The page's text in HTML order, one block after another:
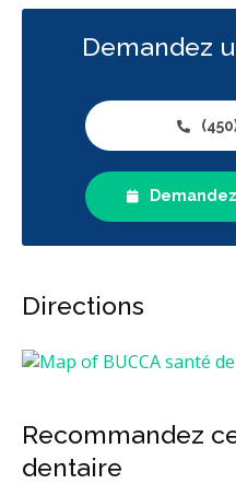
Demandez
Directions
Recommandez
dentaire